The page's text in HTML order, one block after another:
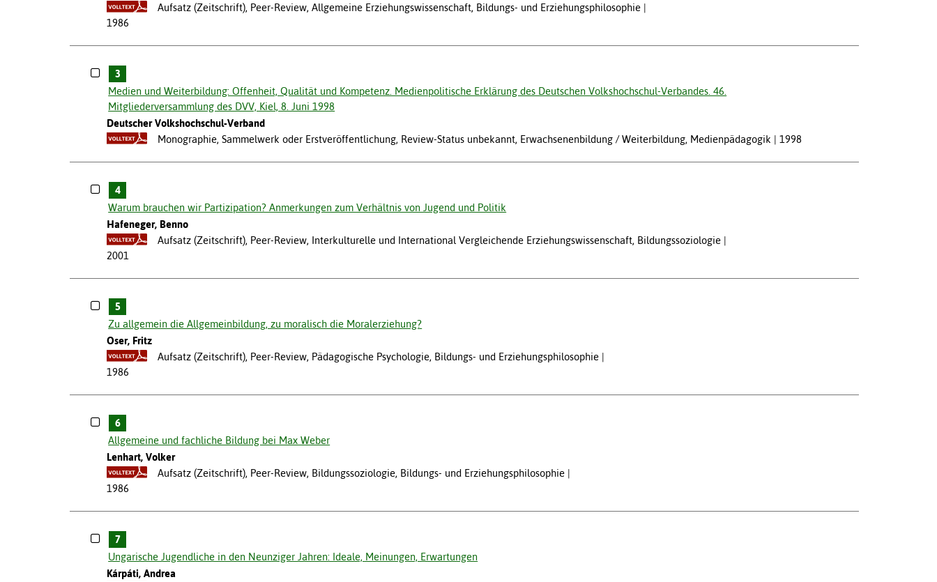
Aufsatz (Zeitschrift), Peer-Review, Allgemeine Erziehungswissenschaft, Bildungs- und Erziehungsphilosophie
1986
3
Medien und Weiterbildung: Offenheit, Qualität und Kompetenz. Medienpolitische Erklärung des Deutschen Volkshochschul-Verbandes. 46.
Mitgliederversammlung des DVV, Kiel, 8. Juni 1998
Deutscher Volkshochschul-Verband
Monographie, Sammelwerk oder Erstveröffentlichung, Review-Status unbekannt, Erwachsenenbildung / Weiterbildung, Medienpädagogik
1998
4
Warum brauchen wir Partizipation? Anmerkungen zum Verhältnis von Jugend und Politik
Hafeneger, Benno
Aufsatz (Zeitschrift), Peer-Review, Interkulturelle und International Vergleichende Erziehungswissenschaft, Bildungssoziologie
2001
5
Zu allgemein die Allgemeinbildung, zu moralisch die Moralerziehung?
Oser, Fritz
Aufsatz (Zeitschrift), Peer-Review, Pädagogische Psychologie, Bildungs- und Erziehungsphilosophie
1986
6
Allgemeine und fachliche Bildung bei Max Weber
Lenhart, Volker
Aufsatz (Zeitschrift), Peer-Review, Bildungssoziologie, Bildungs- und Erziehungsphilosophie
1986
7
Ungarische Jugendliche in den Neunziger Jahren: Ideale, Meinungen, Erwartungen
Kárpáti, Andrea